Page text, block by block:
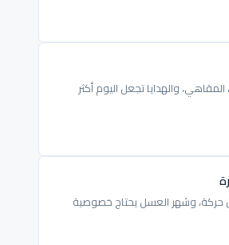
والهدايا تجعل اليوم أكثر
حركة، وشهر العسل يحتاج خصوصية